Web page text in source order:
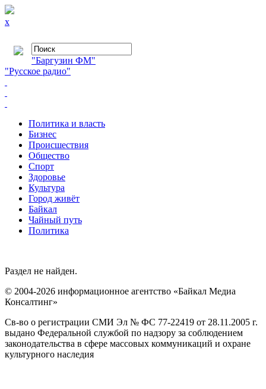
x
"Баргузин ФМ"
"Русское радио"
Политика и власть
Бизнес
Происшествия
Общество
Cпорт
Здоровье
Культура
Город живёт
Байкал
Чайный путь
Политика
Раздел не найден.
© 2004-2026 информационное агентство «Байкал Медиа
Консалтинг»
Св-во о регистрации СМИ Эл № ФС 77-22419 от 28.11.2005 г.
выдано Федеральной службой по надзору за соблюдением
законодательства в сфере массовых коммуникаций и охране
культурного наследия